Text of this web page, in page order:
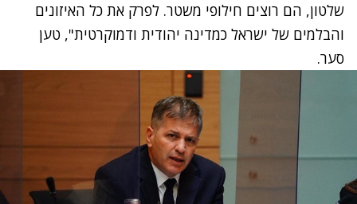
שלטון, הם רוצים חילופי משטר. לפרק את כל האיזונים
והבלמים של ישראל כמדינה יהודית ודמוקרטית", טען
סער.